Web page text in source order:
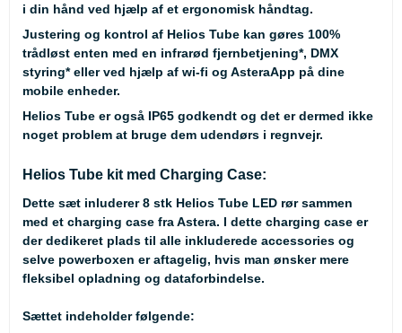
i din hånd ved hjælp af et ergonomisk håndtag.
Justering og kontrol af Helios Tube kan gøres 100%
trådløst enten med en infrarød fjernbetjening*, DMX
styring*eller ved hjælp af wi-fi og AsteraApp på dine
mobile enheder.
Helios Tube er også IP65 godkendt og det er dermed ikke
noget problem at bruge dem udendørs i regnvejr.
Helios Tube kit med Charging Case:
Dette sæt inluderer 8 stk Helios Tube LED rør sammen
med et charging case fra Astera. I dette charging case er
der dedikeret plads til alle inkluderede accessories og
selve powerboxen er aftagelig, hvis man ønsker mere
fleksibel opladning og dataforbindelse.
Sættet indeholder følgende: